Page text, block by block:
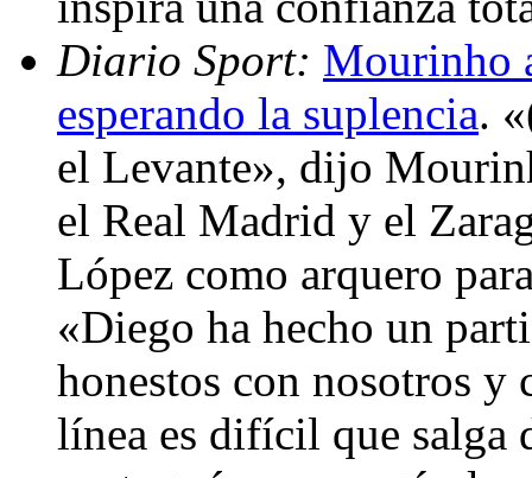
Diario Sport: Mourinho
esperando la suplencia.
el Levante», dijo
el Real Madrid y el
López como arquero
«Diego ha hecho un
honestos con nosotros y
línea es difícil que salga